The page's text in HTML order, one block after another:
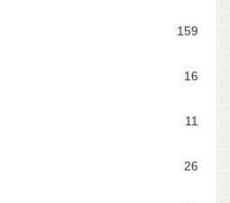
159
16
11
26